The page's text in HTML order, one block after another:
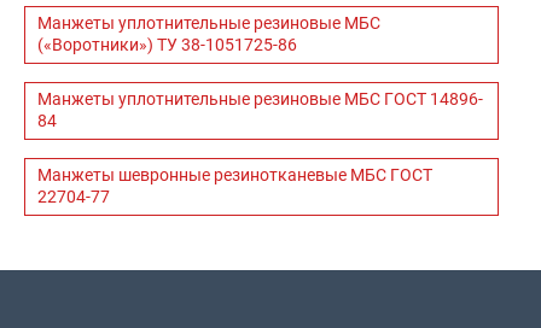
Манжеты уплотнительные резиновые МБС
(«Воротники») ТУ 38-1051725-86
Манжеты уплотнительные резиновые МБС ГОСТ 14896-
84
Манжеты шевронные резинотканевые МБС ГОСТ
22704-77